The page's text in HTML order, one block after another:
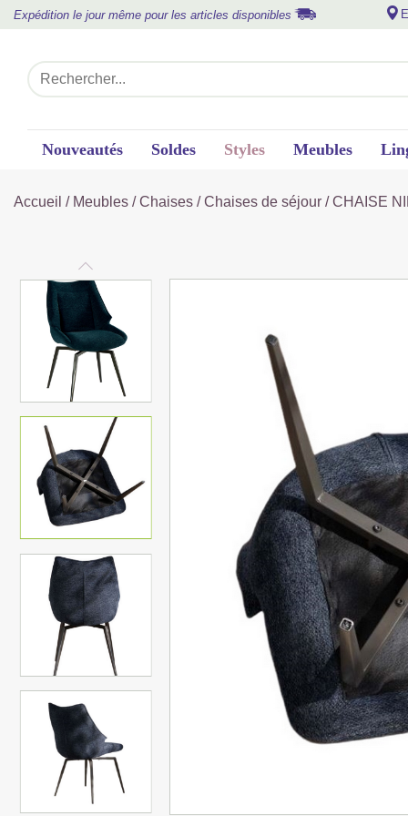
Expédition le jour même pour les articles disponibles
Nouveautés Soldes Styles Meubles
Accueil / Meubles /Chaises /Chaises de séjour / CHAISE